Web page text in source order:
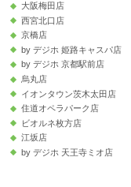
大阪梅田店
西宮北口店
京橋店
by デジホ 姫路キャスパ店
by デジホ 京都駅前店
烏丸店
イオンタウン茨木太田店
住道オペラパーク店
ビオルネ枚方店
江坂店
by デジホ 天王寺ミオ店